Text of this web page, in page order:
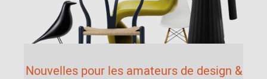
Nouvelles pour les amateurs de design &